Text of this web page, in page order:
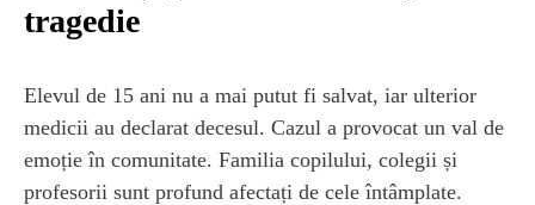
tragedie
Elevul de 15 ani nu a mai putut fi salvat, iar ulterior
medicii au declarat decesul. Cazul a provocat un val de
emoție în comunitate. Familia copilului, colegii și
profesorii sunt profund afectați de cele întâmplate.